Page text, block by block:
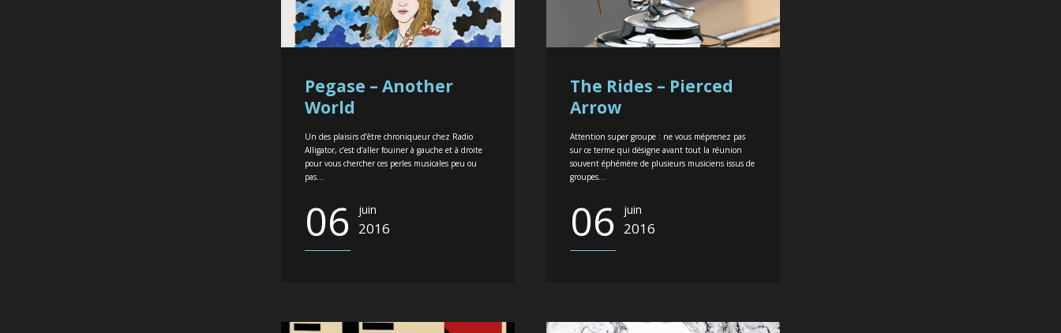
Pegase – Another
World
Un des plaisirs d’être chroniqueur chez Radio
Alligator, c’est d’aller fouiner à gauche et à droite
pour vous chercher ces perles musicales peu ou
pas...
06 juin
2016
The Rides – Pierced
Arrow
Attention super groupe : ne vous méprenez pas
sur ce terme qui désigne avant tout la réunion
souvent éphémère de plusieurs musiciens issus de
groupes...
06 juin
2016